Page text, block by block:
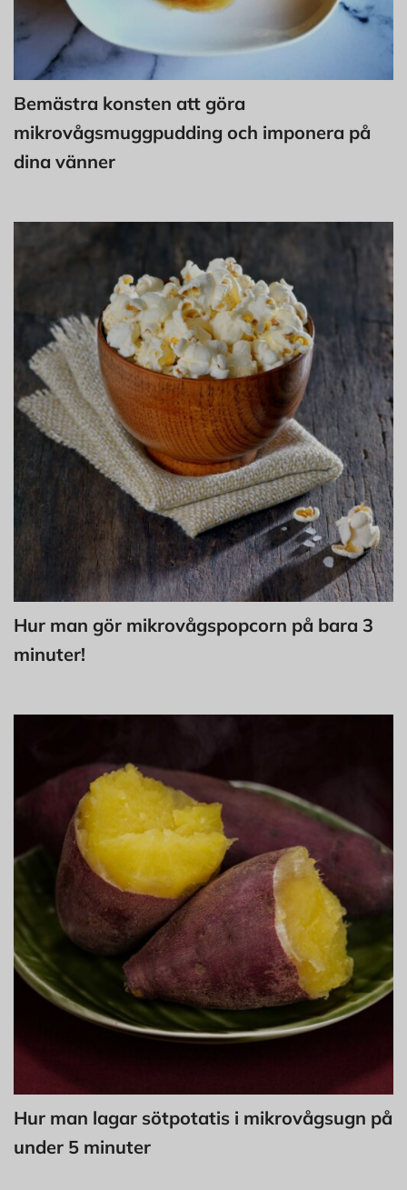
Bemästra konsten att göra
mikrovågsmuggpudding och imponera på
dina vänner
Hur man gör mikrovågspopcorn på bara 3
minuter!
Hur man lagar sötpotatis i mikrovågsugn på
under 5 minuter